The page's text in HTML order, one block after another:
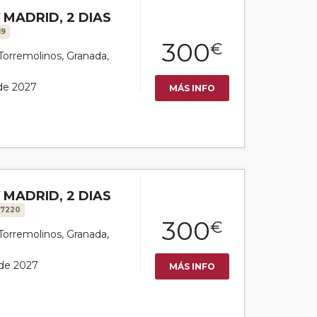
2 DIAS
Granada,
2027
300€
MÁS INFO
2 DIAS
Granada,
2027
300€
MÁS INFO